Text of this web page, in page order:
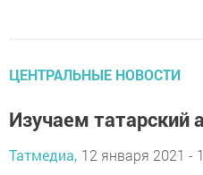
ЦЕНТРАЛЬНЫЕ НОВОСТИ
Изучаем татарский
Татмедиа, 12 января 2021 -